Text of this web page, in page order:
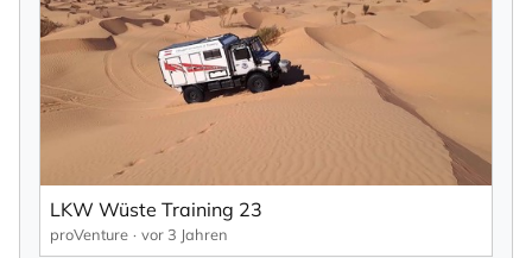
LKW Wüste Training 23
proVenture vor 3 Jahren